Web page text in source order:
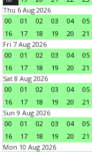
Thu 6 Aug 2026
00
01 02 03 04 05
16
17 18 19 20 21
Fri 7 Aug 2026
00
01 02 03 04 05
16
17 18 19 20 21
Sat 8 Aug 2026
00
01 02 03 04 05
16
17 18 19 20 21
Sun 9 Aug 2026
00
01 02 03 04 05
16
17 18 19 20 21
Mon 10 Aug 2026